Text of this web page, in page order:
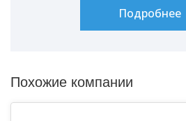
Подробнее
Похожие компании